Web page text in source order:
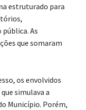
estruturado para
As
que somaram
os envolvidos
simulava a
Município. Porém,